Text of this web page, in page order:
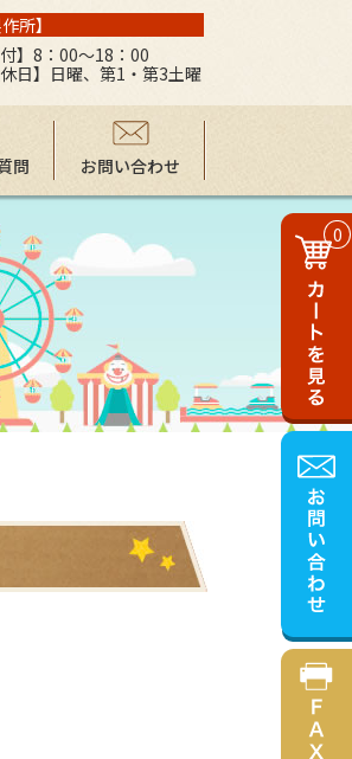
所】
付】8：00～18：00
休日】日曜、第1・第3土曜
問 お問い合わせ
0